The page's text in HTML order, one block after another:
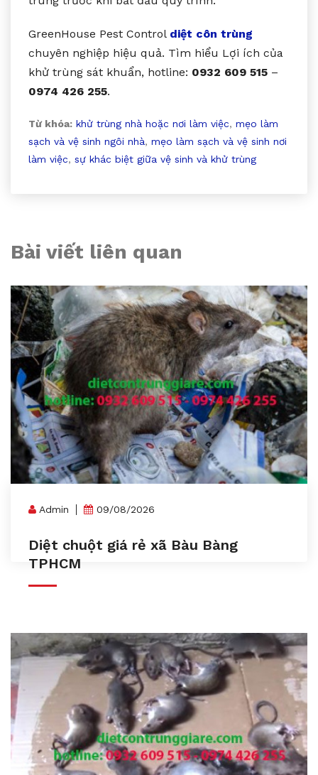
GreenHouse Pest Control diệt côn trùng
chuyên nghiệp hiệu quả. Tìm hiểu Lợi ích của
khử trùng sát khuẩn, hotline: 0932 609 515 –
0974 426 255.
Từ khóa: khử trùng nhà hoặc nơi làm việc, mẹo làm
sạch và vệ sinh ngôi nhà, mẹo làm sạch và vệ sinh nơi
làm việc, sự khác biệt giữa vệ sinh và khử trùng
Bài viết liên quan
Admin 09/08/2026
Diệt chuột giá rẻ xã Bàu Bàng
TPHCM